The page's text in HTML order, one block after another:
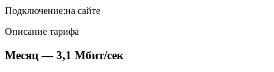
Подключение:на сайте
Описание тарифа
Месяц — 3,1 Мбит/сек